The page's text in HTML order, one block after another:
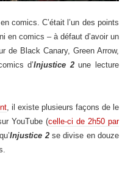
comics. C’était l’un des points
en comics – à défaut d’avoir un
de Black Canary, Green Arrow,
d’Injustice 2une lecture
, il existe plusieurs façons de le
YouTube (celle-ci de 2h50 par
Injustice 2se divise en douze